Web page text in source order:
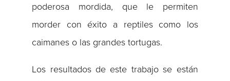
poderosa mordida, que le permiten
morder con éxito a reptiles como los
caimanes o las grandes tortugas.
Los resultados de este trabajo se están